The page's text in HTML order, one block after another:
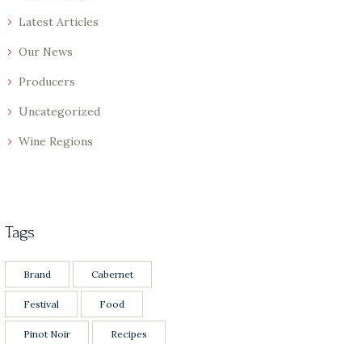
Latest Articles
Our News
Producers
Uncategorized
Wine Regions
Tags
Brand Cabernet
Festival Food
Pinot Noir Recipes